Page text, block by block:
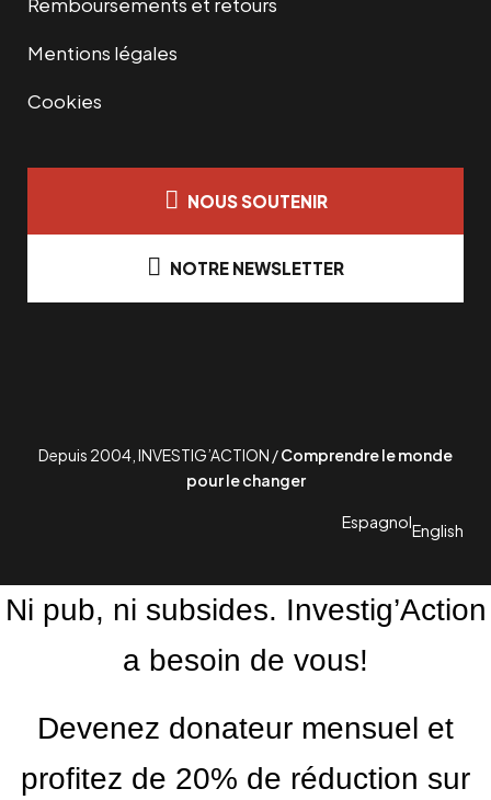
Mentions légales
Cookies
NOUS SOUTENIR
NOTRE NEWSLETTER
Depuis 2004, INVESTIG’ACTION /Comprendre le monde
pour le changer
EspagnolEnglish
Ni pub, ni subsides. Investig’Action
a besoin de vous!
Devenez donateur mensuel et
profitez de 20% de réduction sur